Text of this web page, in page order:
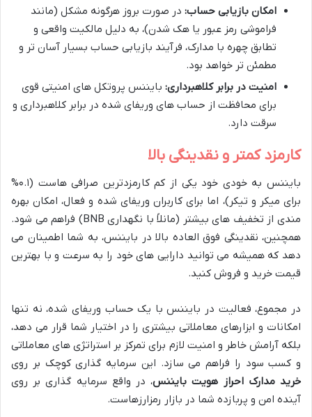
امکان بازیابی حساب: در صورت بروز هرگونه مشکل (مانند
فراموشی رمز عبور یا هک شدن)، به دلیل مالکیت واقعی و
تطابق چهره با مدارک، فرآیند بازیابی حساب بسیار آسان تر و
مطمئن تر خواهد بود.
امنیت در برابر کلاهبرداری: بایننس پروتکل های امنیتی قوی
برای محافظت از حساب های وریفای شده در برابر کلاهبرداری و
سرقت دارد.
کارمزد کمتر و نقدینگی بالا
بایننس به خودی خود یکی از کم کارمزدترین صرافی هاست (۰.۱%
برای میکر و تیکر)، اما برای کاربران وریفای شده و فعال، امکان بهره
مندی از تخفیف های بیشتر (مانلاً با نگهداری BNB) فراهم می شود.
همچنین، نقدینگی فوق العاده بالا در بایننس، به شما اطمینان می
دهد که همیشه می توانید دارایی های خود را به سرعت و با بهترین
قیمت خرید و فروش کنید.
در مجموع، فعالیت در بایننس با یک حساب وریفای شده، نه تنها
امکانات و ابزارهای معاملاتی بیشتری را در اختیار شما قرار می دهد،
بلکه آرامش خاطر و امنیت لازم برای تمرکز بر استراتژی های معاملاتی
و کسب سود را فراهم می سازد. این سرمایه گذاری کوچک بر روی
خرید مدارک احراز هویت بایننس، در واقع سرمایه گذاری بر روی
آینده امن و پربازده شما در بازار رمزارزهاست.